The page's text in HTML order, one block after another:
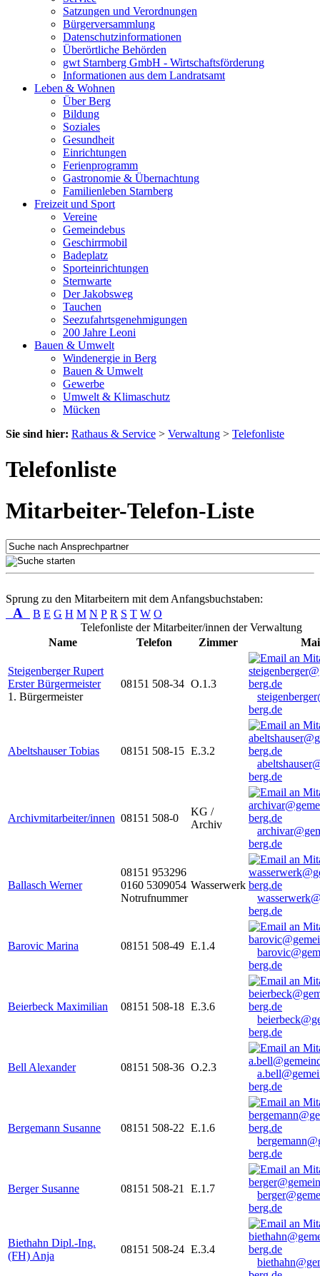
Satzungen und Verordnungen
Bürgerversammlung
Datenschutzinformationen
Überörtliche Behörden
gwt Starnberg GmbH - Wirtschaftsförderung
Informationen aus dem Landratsamt
Leben & Wohnen
Über Berg
Bildung
Soziales
Gesundheit
Einrichtungen
Ferienprogramm
Gastronomie & Übernachtung
Familienleben Starnberg
Freizeit und Sport
Vereine
Gemeindebus
Geschirrmobil
Badeplatz
Sporteinrichtungen
Sternwarte
Der Jakobsweg
Tauchen
Seezufahrtsgenehmigungen
200 Jahre Leoni
Bauen & Umwelt
Windenergie in Berg
Bauen & Umwelt
Gewerbe
Umwelt & Klimaschutz
Mücken
Sie sind hier: Rathaus & Service > Verwaltung > Telefonliste
Telefonliste
Mitarbeiter-Telefon-Liste
Sprung zu den Mitarbeitern mit dem Anfangsbuchstaben:
A B E G H M N P R S T W O
Telefonliste der Mitarbeiter/innen der Verwaltung
Name
Telefon Zimmer
Steigenberger Rupert
Erster Bürgermeister
1. Bürgermeister
08151 508-34 O.1.3
berg.de
Abeltshauser Tobias 08151 508-15 E.3.2
berg.de
Archivmitarbeiter/innen 08151 508-0
KG /
Archiv
berg.de
Ballasch Werner
08151 953296
0160 5309054
Notrufnummer
Wasserwerk
berg.de
Barovic Marina 08151 508-49 E.1.4
berg.de
Beierbeck Maximilian 08151 508-18 E.3.6
berg.de
Bell Alexander 08151 508-36 O.2.3
berg.de
Bergemann Susanne 08151 508-22 E.1.6
berg.de
Berger Susanne 08151 508-21 E.1.7
berg.de
Biethahn Dipl.-Ing.
(FH) Anja
08151 508-24 E.3.4